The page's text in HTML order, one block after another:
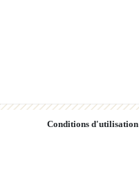
Conditions d'utilisation